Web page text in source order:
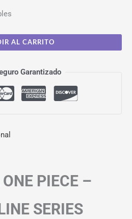
AL CARRITO
Garantizado
PIECE –
SERIES